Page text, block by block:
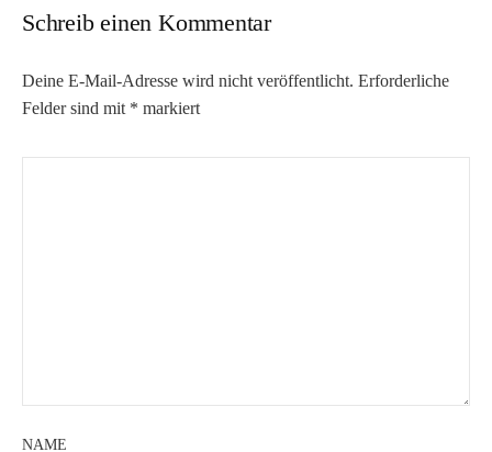
Schreib einen Kommentar
Deine E-Mail-Adresse wird nicht veröffentlicht. Erforderliche
Felder sind mit * markiert
NAME